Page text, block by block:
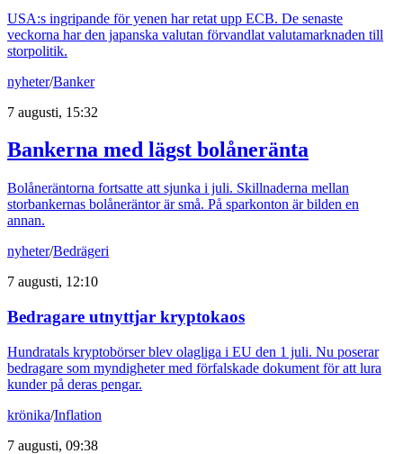
USA:s ingripande för yenen har retat upp ECB. De senaste
veckorna har den japanska valutan förvandlat valutamarknaden till
storpolitik.
nyheter/Banker
7 augusti, 15:32
Bankerna med lägst bolåneränta
Bolåneräntorna fortsatte att sjunka i juli. Skillnaderna mellan
storbankernas bolåneräntor är små. På sparkonton är bilden en
annan.
nyheter/Bedrägeri
7 augusti, 12:10
Bedragare utnyttjar kryptokaos
Hundratals kryptobörser blev olagliga i EU den 1 juli. Nu poserar
bedragare som myndigheter med förfalskade dokument för att lura
kunder på deras pengar.
krönika/Inflation
7 augusti, 09:38